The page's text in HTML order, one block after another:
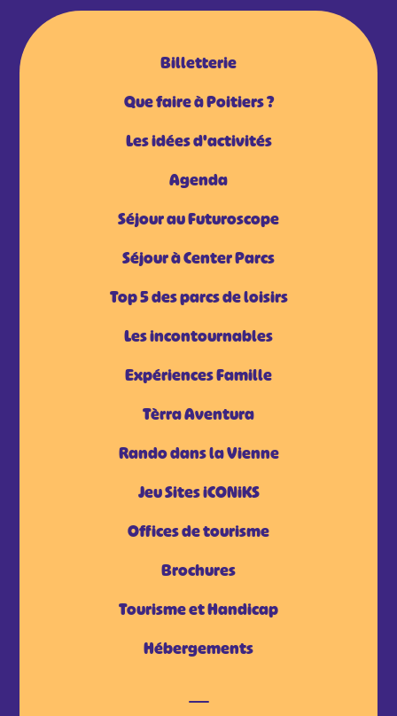
Billetterie
Que faire à Poitiers ?
Les idées d'activités
Agenda
Séjour au Futuroscope
Séjour à Center Parcs
Top 5 des parcs de loisirs
Les incontournables
Expériences Famille
Tèrra Aventura
Rando dans la Vienne
Jeu Sites iCONiKS
Offices de tourisme
Brochures
Tourisme et Handicap
Hébergements